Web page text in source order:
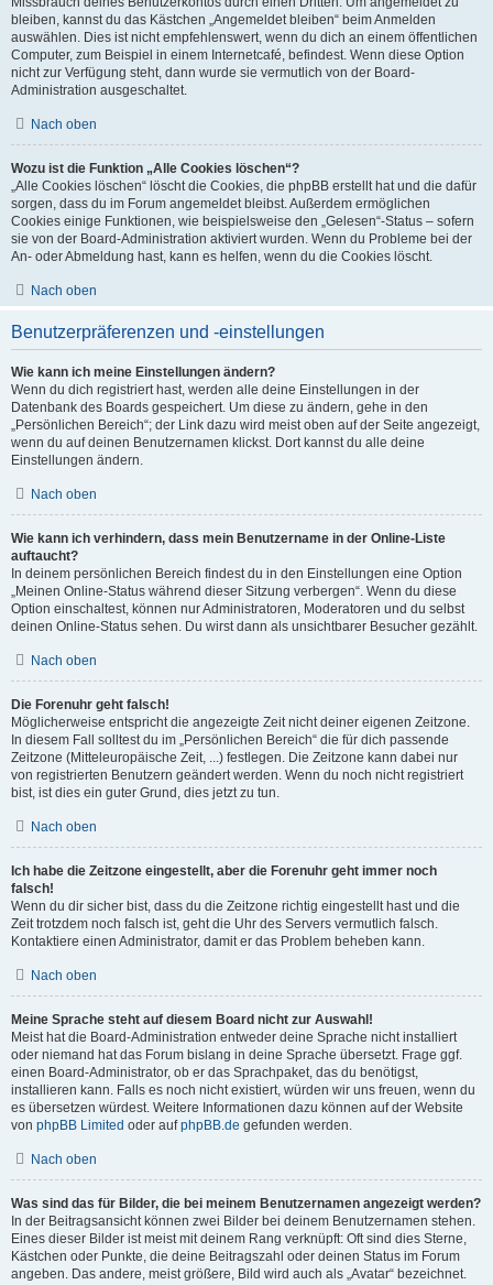
bleiben, kannst du das Kästchen „Angemeldet bleiben“ beim Anmelden
auswählen. Dies ist nicht empfehlenswert, wenn du dich an einem öffentlichen
Computer, zum Beispiel in einem Internetcafé, befindest. Wenn diese Option
nicht zur Verfügung steht, dann wurde sie vermutlich von der Board-
Administration ausgeschaltet.
Nach oben
Wozu ist die Funktion „Alle Cookies löschen“?
„Alle Cookies löschen“ löscht die Cookies, die phpBB erstellt hat und die dafür
sorgen, dass du im Forum angemeldet bleibst. Außerdem ermöglichen
Cookies einige Funktionen, wie beispielsweise den „Gelesen“-Status – sofern
sie von der Board-Administration aktiviert wurden. Wenn du Probleme bei der
An- oder Abmeldung hast, kann es helfen, wenn du die Cookies löscht.
Nach oben
Benutzerpräferenzen und -einstellungen
Wie kann ich meine Einstellungen ändern?
Wenn du dich registriert hast, werden alle deine Einstellungen in der
Datenbank des Boards gespeichert. Um diese zu ändern, gehe in den
„Persönlichen Bereich“; der Link dazu wird meist oben auf der Seite angezeigt,
wenn du auf deinen Benutzernamen klickst. Dort kannst du alle deine
Einstellungen ändern.
Nach oben
Wie kann ich verhindern, dass mein Benutzername in der Online-Liste
auftaucht?
In deinem persönlichen Bereich findest du in den Einstellungen eine Option
„Meinen Online-Status während dieser Sitzung verbergen“. Wenn du diese
Option einschaltest, können nur Administratoren, Moderatoren und du selbst
deinen Online-Status sehen. Du wirst dann als unsichtbarer Besucher gezählt.
Nach oben
Die Forenuhr geht falsch!
Möglicherweise entspricht die angezeigte Zeit nicht deiner eigenen Zeitzone.
In diesem Fall solltest du im „Persönlichen Bereich“ die für dich passende
Zeitzone (Mitteleuropäische Zeit, ...) festlegen. Die Zeitzone kann dabei nur
von registrierten Benutzern geändert werden. Wenn du noch nicht registriert
bist, ist dies ein guter Grund, dies jetzt zu tun.
Nach oben
Ich habe die Zeitzone eingestellt, aber die Forenuhr geht immer noch
falsch!
Wenn du dir sicher bist, dass du die Zeitzone richtig eingestellt hast und die
Zeit trotzdem noch falsch ist, geht die Uhr des Servers vermutlich falsch.
Kontaktiere einen Administrator, damit er das Problem beheben kann.
Nach oben
Meine Sprache steht auf diesem Board nicht zur Auswahl!
Meist hat die Board-Administration entweder deine Sprache nicht installiert
oder niemand hat das Forum bislang in deine Sprache übersetzt. Frage ggf.
einen Board-Administrator, ob er das Sprachpaket, das du benötigst,
installieren kann. Falls es noch nicht existiert, würden wir uns freuen, wenn du
es übersetzen würdest. Weitere Informationen dazu können auf der Website
von phpBB Limited oder aufphpBB.de gefunden werden.
Nach oben
Was sind das für Bilder, die bei meinem Benutzernamen angezeigt werden?
In der Beitragsansicht können zwei Bilder bei deinem Benutzernamen stehen.
Eines dieser Bilder ist meist mit deinem Rang verknüpft: Oft sind dies Sterne,
Kästchen oder Punkte, die deine Beitragszahl oder deinen Status im Forum
angeben. Das andere, meist größere, Bild wird auch als „Avatar“ bezeichnet.